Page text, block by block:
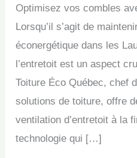
Optimisez vos combles
Lorsqu’il s’agit de
éconergétique dans les
l’entretoit est un aspect
Toiture Éco Québec, chef
solutions de toiture, offre
ventilation d’entretoit à la
technologie qui […]
combles
en
Laurentides